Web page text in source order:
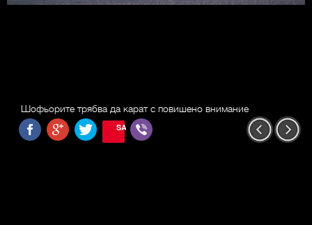
Шофьорите трябва да карат с повишено внимание
SAVE